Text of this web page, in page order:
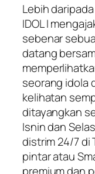
Lebih
IDOL I
sebenar
datang
seorang idola
kelihatan
ditayangkan
Isnin dan
distrim 24/7
pintar atau